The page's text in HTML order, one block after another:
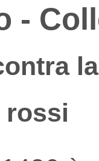
-
rossi